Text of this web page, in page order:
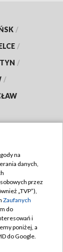
/
/
/
/
na
danych,
przez
„TVP”),
Zaufanych
do
i
poniżej, a
do Google.